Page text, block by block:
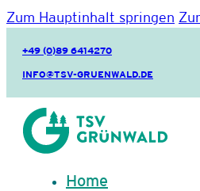
Zum Hauptinhalt springen
+49 (0)89 6414270
INFO@TSV-GRUENWALD.DE
Home